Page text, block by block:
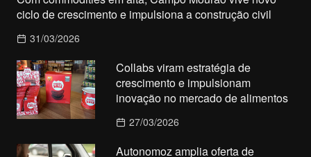
ciclo de crescimento e impulsiona a construção civil
31/03/2026
Collabs viram estratégia de
crescimento e impulsionam
inovação no mercado de alimentos
27/03/2026
Autonomoz amplia oferta de